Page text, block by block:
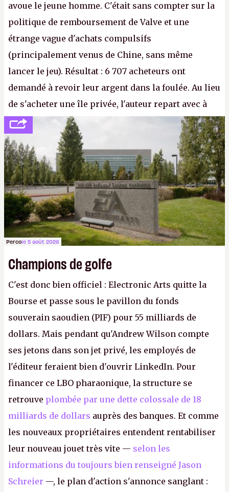
avoue le jeune homme. C'était sans compter sur la
politique de remboursement de Valve et une
étrange vague d'achats compulsifs
(principalement venus de Chine, sans même
lancer le jeu). Résultat : 6 707 acheteurs ont
demandé à revoir leur argent dans la foulée. Au lieu
de s'acheter une île privée, l'auteur repart avec à
peine 2 000 dollars en poche. C'est toujours plus
cher payé que le temps passé à dev, mais ça
apprendra aux petits malins qu'on ne braque pas
Gabe Newell aussi facilement.P.
Percole 5 août 2026
Champions de golfe
C'est donc bien officiel : Electronic Arts quitte la
Bourse et passe sous le pavillon du fonds
souverain saoudien (PIF) pour 55 milliards de
dollars. Mais pendant qu'Andrew Wilson compte
ses jetons dans son jet privé, les employés de
l'éditeur feraient bien d'ouvrir LinkedIn. Pour
financer ce LBO pharaonique, la structure se
retrouve plombée par une dette colossale de 18
milliards de dollars auprès des banques. Et comme
les nouveaux propriétaires entendent rentabiliser
leur nouveau jouet très vite — selon les
informations du toujours bien renseigné Jason
Schreier —, le plan d'action s'annonce sanglant :